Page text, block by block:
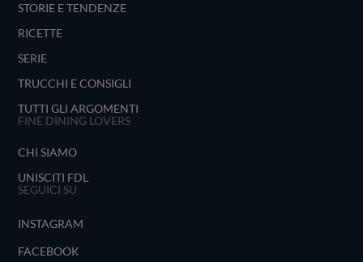
STORIE E TENDENZE
RICETTE
SERIE
TRUCCHI E CONSIGLI
TUTTI GLI ARGOMENTI
FINE DINING LOVERS
CHI SIAMO
UNISCITI FDL
SEGUICI SU
INSTAGRAM
FACEBOOK